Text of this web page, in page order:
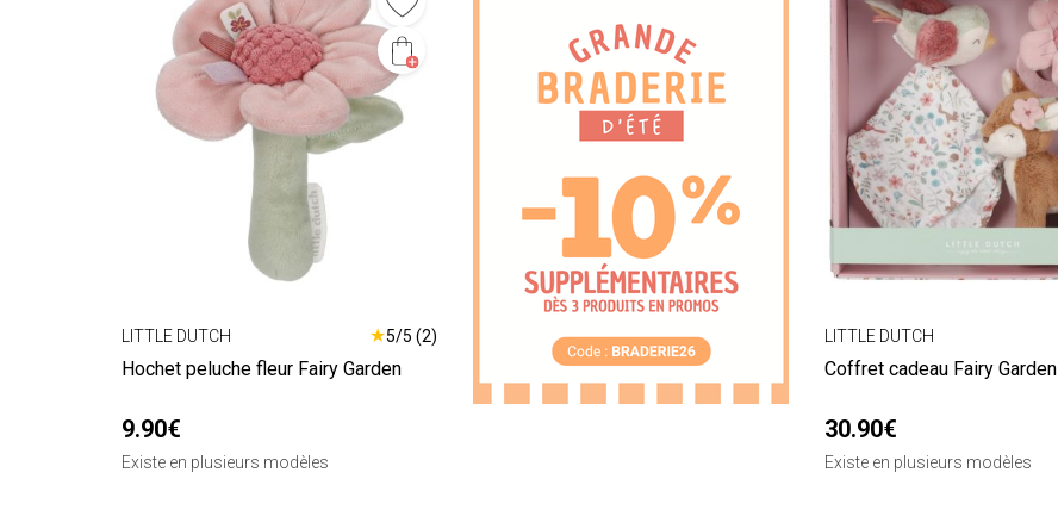
LITTLE DUTCH ★5/5 (2)
Hochet peluche fleur Fairy Garden
9.90€
Existe en plusieurs modèles
LITTLE DUTCH
Coffret cadeau Fairy Garden
30.90€
Existe en plusieurs modèles